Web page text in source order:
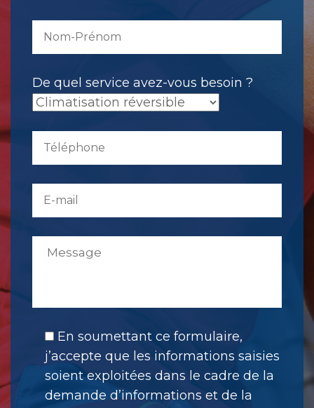
De quel service avez-vous besoin ?
En soumettant ce formulaire,
j’accepte que les informations saisies
soient exploitées dans le cadre de la
demande d’informations et de la